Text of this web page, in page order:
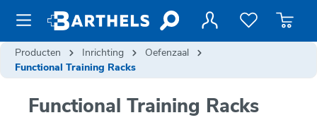
hoofdinhoud
Producten Inrichting
Oefenzaal
Functional Training Racks
Functional Training Racks